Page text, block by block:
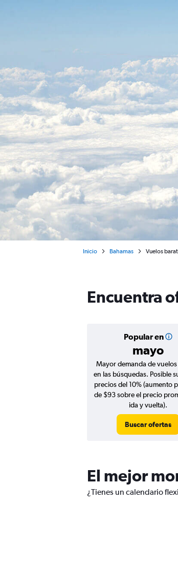
Inicio Bahamas Vuelos
Encuentra
Popular en
mayo
Mayor demanda de vuelos
en las búsquedas. Posible
precios del 10% (aumento
de $93 sobre el precio
ida y vuelta).
Buscar ofertas
El mejor
¿Tienes un calendario